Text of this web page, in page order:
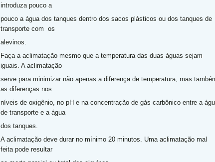
introduza pouco a
pouco a água dos tanques dentro dos sacos plásticos ou dos tanques de
transporte com os
alevinos.
Faça a aclimatação mesmo que a temperatura das duas águas sejam
iguais. A aclimatação
serve para minimizar não apenas a diferença de temperatura, mas
as diferenças nos
níveis de oxigênio, no pH e na concentração de gás carbônico entre a
de transporte e a água
dos tanques.
A aclimatação deve durar no mínimo 20 minutos. Uma aclimatação mal
feita pode resultar